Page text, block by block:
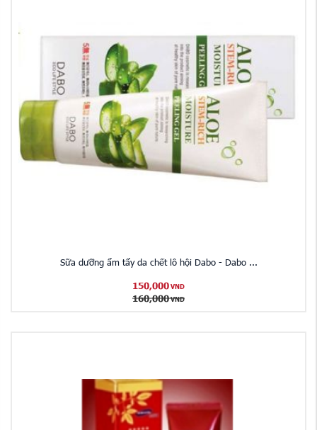
Sữa dưỡng ẩm tẩy da chết lô hội Dabo - Dabo ...
150,000 VND
160,000 VND